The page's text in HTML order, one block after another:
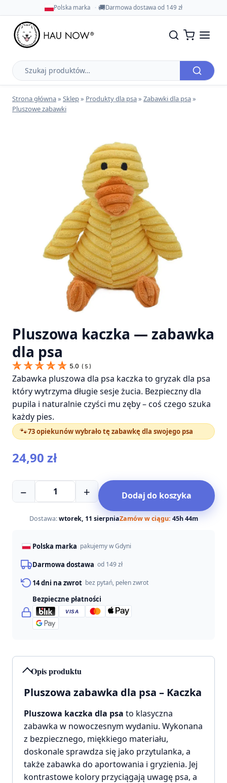
Polska marka 🚚Darmowa dostawa od 149 zł
Szukaj
produktów
Strona główna» Sklep» Produkty dla psa» Zabawki dla psa»
Pluszowe zabawki
Opis produktu
Pluszowa zabawka dla psa – Kaczka
Pluszowa kaczka dla psa to klasyczna
zabawka w nowoczesnym wydaniu. Wykonana
z bezpiecznego, miękkiego materiału,
doskonale sprawdza się jako przytulanka, a
także zabawka do aportowania i gryzienia. Jej
kontrastowe kolory przyciągają uwagę psa, a
Pluszowa kaczka — zabawka
dla psa
5.0 ( 5 )
Zabawka pluszowa dla psa kaczka to gryzak dla psa
który wytrzyma długie sesje żucia. Bezpieczny dla
pupila i naturalnie czyści mu zęby – coś czego szuka
każdy pies.
🐾73 opiekunów wybrało tę zabawkę dla swojego psa
24,90 zł
−
ilość
Pluszowa
dla
psa
+ Dodaj do koszyka
Dostawa: wtorek, 11 sierpniaZamów w ciągu: 45h 44m
Polska marka pakujemy w Gdyni
Darmowa dostawa od 149 zł
14 dni na zwrot bez pytań, pełen zwrot
Bezpieczne płatności
VISA